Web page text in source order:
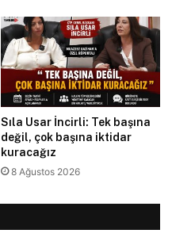
Sıla Usar İncirli: Tek başına
değil, çok başına iktidar
kuracağız
8 Ağustos 2026